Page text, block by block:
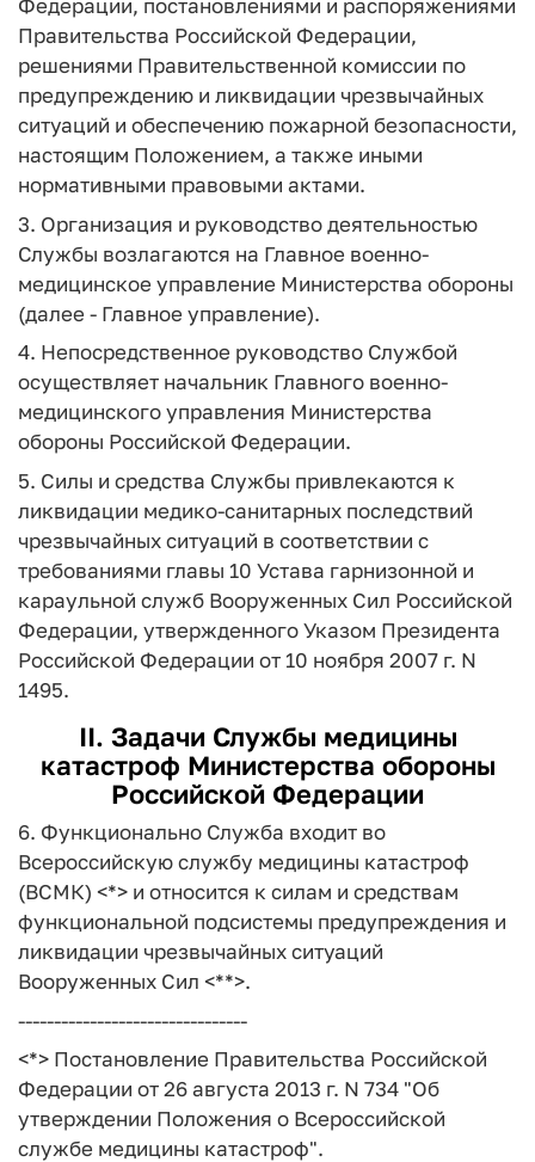
Федерации, постановлениями и распоряжениями
Правительства Российской Федерации,
решениями Правительственной комиссии по
предупреждению и ликвидации чрезвычайных
ситуаций и обеспечению пожарной безопасности,
настоящим Положением, а также иными
нормативными правовыми актами.
3. Организация и руководство деятельностью
Службы возлагаются на Главное военно-
медицинское управление Министерства обороны
(далее - Главное управление).
4. Непосредственное руководство Службой
осуществляет начальник Главного военно-
медицинского управления Министерства
обороны Российской Федерации.
5. Силы и средства Службы привлекаются к
ликвидации медико-санитарных последствий
чрезвычайных ситуаций в соответствии с
требованиями главы 10 Устава гарнизонной и
караульной служб Вооруженных Сил Российской
Федерации, утвержденного Указом Президента
Российской Федерации от 10 ноября 2007 г. N
1495.
II. Задачи Службы медицины
катастроф Министерства обороны
Российской Федерации
6. Функционально Служба входит во
Всероссийскую службу медицины катастроф
(ВСМК) <*> и относится к силам и средствам
функциональной подсистемы предупреждения и
ликвидации чрезвычайных ситуаций
Вооруженных Сил <**>.
--------------------------------
<*> Постановление Правительства Российской
Федерации от 26 августа 2013 г. N 734 "Об
утверждении Положения о Всероссийской
службе медицины катастроф".